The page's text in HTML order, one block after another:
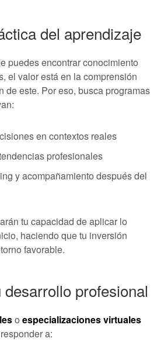
del aprendizaje
puedes encontrar conocimiento
el valor está en la comprensión
de este. Por eso, busca programas
en contextos reales
profesionales
y acompañamiento después del
tu capacidad de aplicar lo
haciendo que tu inversión
favorable.
profesional
o especializaciones virtuales
a: